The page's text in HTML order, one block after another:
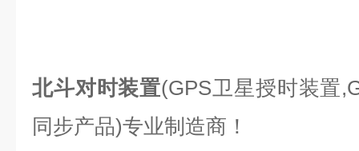
北斗对时装置(GPS卫星授时装置
同步产品)专业制造商！